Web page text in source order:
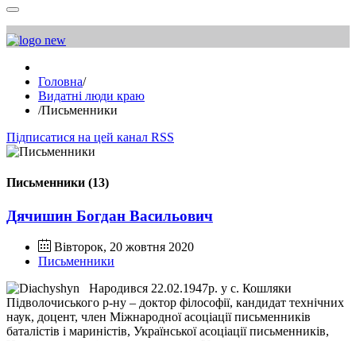
Головна/
Видатні люди краю
/Письменники
Підписатися на цей канал RSS
Письменники (13)
Дячишин Богдан Васильович
Вівторок, 20 жовтня 2020
Письменники
Народився 22.02.1947р. у с. Кошляки
Підволочиського р-ну – доктор філософії, кандидат технічних
наук, доцент, член Міжнародної асоціації письменників
баталістів і мариністів, Української асоціації письменників,